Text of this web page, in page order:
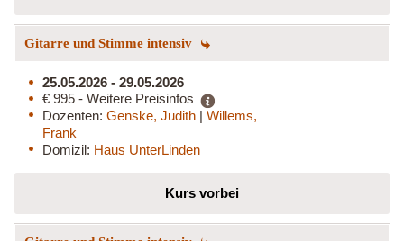
Gitarre und Stimme intensiv
25.05.2026 - 29.05.2026
€ 995 - Weitere Preisinfos
Dozenten: Genske, Judith | Willems,
Frank
Domizil: Haus UnterLinden
Kurs vorbei